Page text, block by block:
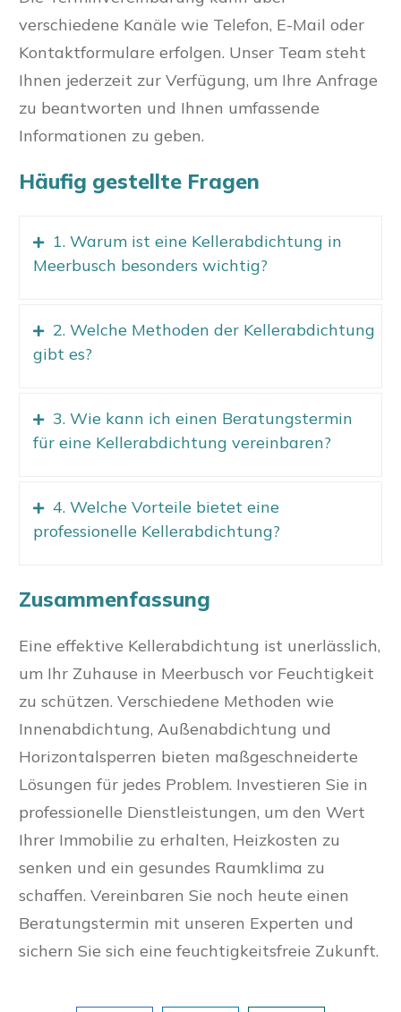
verschiedene Kanäle wie Telefon, E-Mail oder
Kontaktformulare erfolgen. Unser Team steht
Ihnen jederzeit zur Verfügung, um Ihre Anfrage
zu beantworten und Ihnen umfassende
Informationen zu geben.
Häufig gestellte Fragen
1. Warum ist eine Kellerabdichtung in
Meerbusch besonders wichtig?
2. Welche Methoden der Kellerabdichtung
gibt es?
3. Wie kann ich einen Beratungstermin
für eine Kellerabdichtung vereinbaren?
4. Welche Vorteile bietet eine
professionelle Kellerabdichtung?
Zusammenfassung
Eine effektive Kellerabdichtung ist unerlässlich,
um Ihr Zuhause in Meerbusch vor Feuchtigkeit
zu schützen. Verschiedene Methoden wie
Innenabdichtung, Außenabdichtung und
Horizontalsperren bieten maßgeschneiderte
Lösungen für jedes Problem. Investieren Sie in
professionelle Dienstleistungen, um den Wert
Ihrer Immobilie zu erhalten, Heizkosten zu
senken und ein gesundes Raumklima zu
schaffen. Vereinbaren Sie noch heute einen
Beratungstermin mit unseren Experten und
sichern Sie sich eine feuchtigkeitsfreie Zukunft.